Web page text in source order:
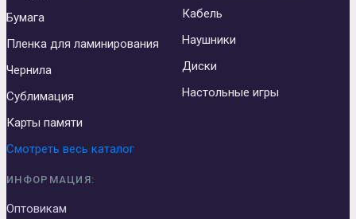
Бумага
Пленка для ламинирования
Чернила
Сублимация
Карты памяти
Кабель
Наушники
Диски
Настольные игры
Смотреть весь каталог
ИНФОРМАЦИЯ:
Оптовикам